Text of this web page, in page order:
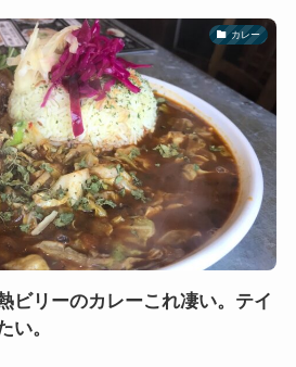
カレー
ビリーのカレーこれ凄い。テイ
い。